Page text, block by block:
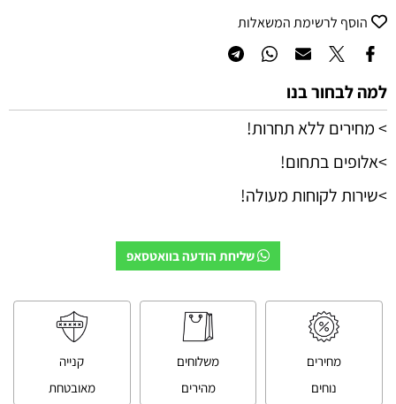
הוסף לרשימת המשאלות
למה לבחור בנו
> מחירים ללא תחרות!
>אלופים בתחום!
>שירות לקוחות מעולה!
שליחת הודעה בוואטסאפ
מחירים
נוחים
משלוחים
מהירים
קנייה
מאובטחת